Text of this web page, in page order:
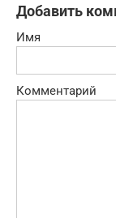
Добавить
Имя
Комментарий